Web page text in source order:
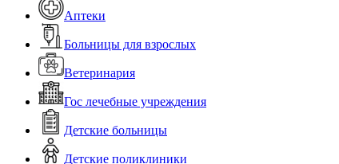
Аптеки
Больницы для взрослых
Ветеринария
Гос лечебные учреждения
Детские больницы
Детские поликлиники